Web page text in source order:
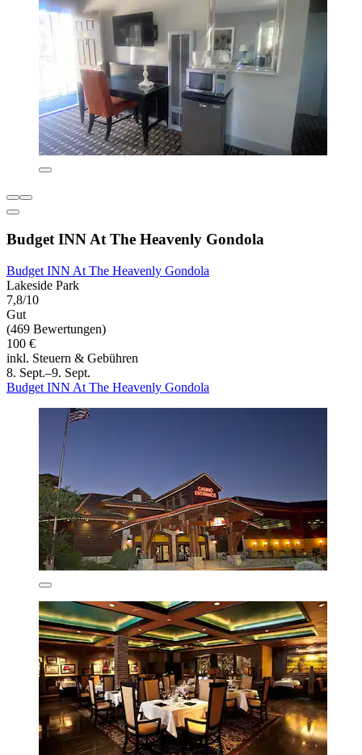
Budget INN At The Heavenly Gondola
Budget INN At The Heavenly Gondola
Lakeside Park
7,8/10
Gut
(469 Bewertungen)
100 €
inkl. Steuern & Gebühren
8. Sept.–9. Sept.
Budget INN At The Heavenly Gondola